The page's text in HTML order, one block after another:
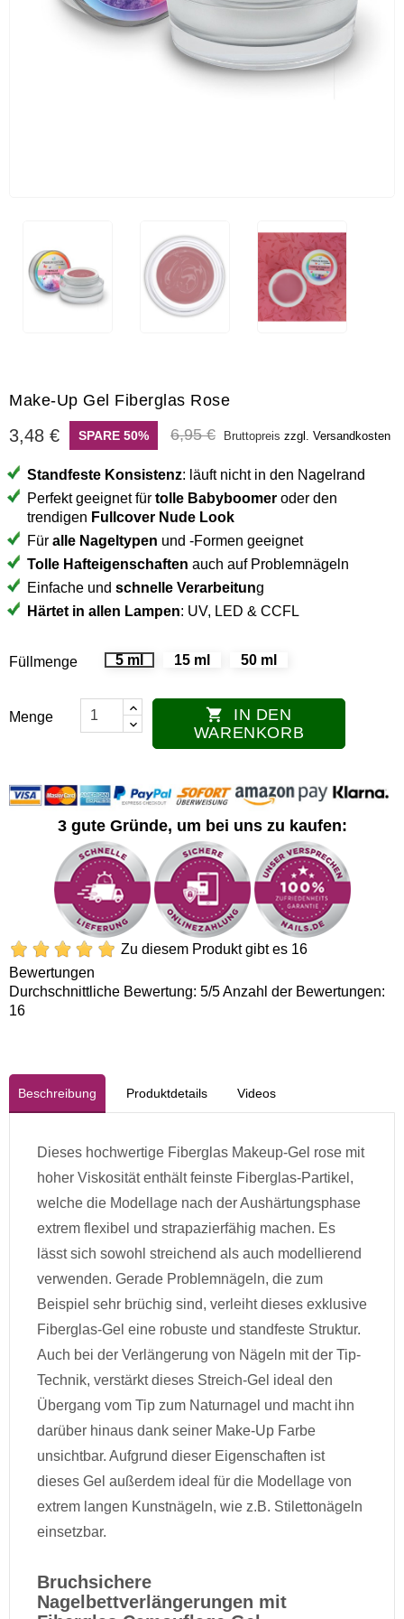
Make-Up Gel Fiberglas Rose
3,48 € SPARE 50% 6,95 € Bruttopreis zzgl. Versandkosten
Standfeste Konsistenz: läuft nicht in den Nagelrand
Perfekt geeignet für tolle Babyboomer oder den
trendigen Fullcover Nude Look
Für alle Nageltypen und -Formen geeignet
Tolle Hafteigenschaften auch auf Problemnägeln
Einfache und schnelle Verarbeitung
Härtet in allen Lampen: UV, LED & CCFL
Füllmenge 5 ml 15 ml 50 ml
Menge 
WARENKORB
3 gute Gründe, um bei uns zu kaufen:
Zu diesem Produkt gibt es 16
Bewertungen
Durchschnittliche Bewertung: 5/5 Anzahl der Bewertungen:
16
Beschreibung Produktdetails Videos
Dieses hochwertige Fiberglas Makeup-Gel rose mit
hoher Viskosität enthält feinste Fiberglas-Partikel,
welche die Modellage nach der Aushärtungsphase
extrem flexibel und strapazierfähig machen. Es
lässt sich sowohl streichend als auch modellierend
verwenden. Gerade Problemnägeln, die zum
Beispiel sehr brüchig sind, verleiht dieses exklusive
Fiberglas-Gel eine robuste und standfeste Struktur.
Auch bei der Verlängerung von Nägeln mit der Tip-
Technik, verstärkt dieses Streich-Gel ideal den
Übergang vom Tip zum Naturnagel und macht ihn
darüber hinaus dank seiner Make-Up Farbe
unsichtbar. Aufgrund dieser Eigenschaften ist
dieses Gel außerdem ideal für die Modellage von
extrem langen Kunstnägeln, wie z.B. Stilettonägeln
einsetzbar.
Bruchsichere
Nagelbettverlängerungen mit